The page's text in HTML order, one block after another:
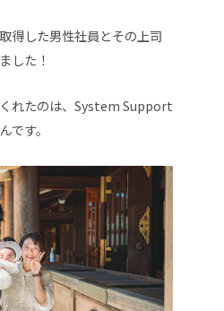
得した男性社員とその上司
した！
れたのは、System Support
です。